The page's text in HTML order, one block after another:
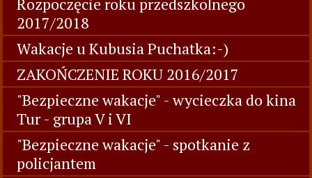
2017/2018
Wakacje u Kubusia Puchatka:-)
ZAKOŃCZENIE ROKU 2016/2017
"Bezpieczne wakacje" - wycieczka do kina
Tur - grupa V i VI
"Bezpieczne wakacje" - spotkanie z
policjantem